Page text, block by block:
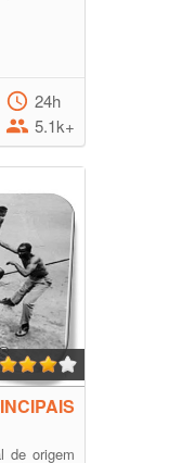
24h
5.1k+
de origem